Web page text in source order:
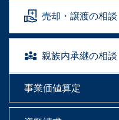
売却・譲渡の相談
親族内承継の相談
事業価値算定